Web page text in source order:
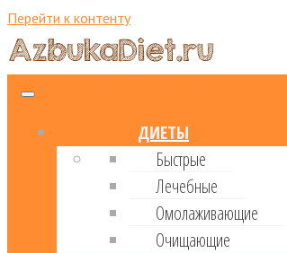
Перейти к контенту
ДИЕТЫ
Быстрые
Лечебные
Омолаживающие
Очищающие